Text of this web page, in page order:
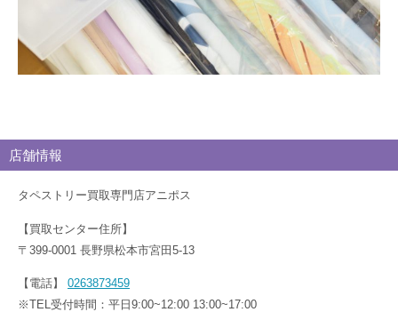
店舗情報
タペストリー買取専門店アニポス
【買取センター住所】
〒399-0001 長野県松本市宮田5-13
【電話】 0263873459
※TEL受付時間：平日9:00~12:00 13:00~17:00